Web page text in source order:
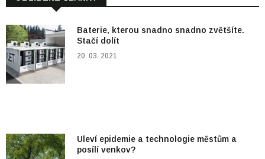
Baterie, kterou snadno snadno zvětšíte.
Stačí dolít
20. 03. 2021
Uleví epidemie a technologie městům a
posílí venkov?